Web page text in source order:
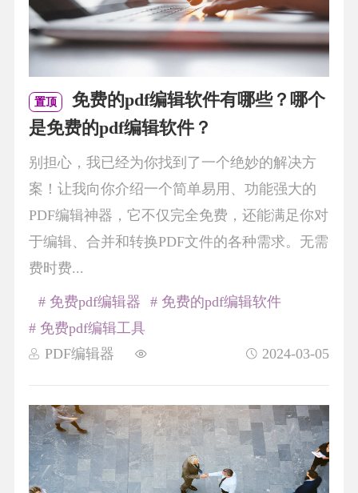
置顶
免费的pdf编辑软件有哪些？哪个
是免费的pdf编辑软件？
别担心，我已经为你找到了一个绝妙的解决方
案！让我向你介绍一个简单易用、功能强大的
PDF编辑神器，它不仅完全免费，还能满足你对
于编辑、合并和转换PDF文件的各种需求。无需
费时费...
PDF编辑器 2024-03-05
# 免费pdf编辑器
# 免费的pdf编辑软件
# 免费pdf编辑工具